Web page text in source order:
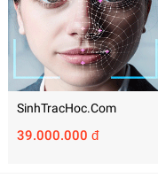
SinhTracHoc.com
39.000.000 đ